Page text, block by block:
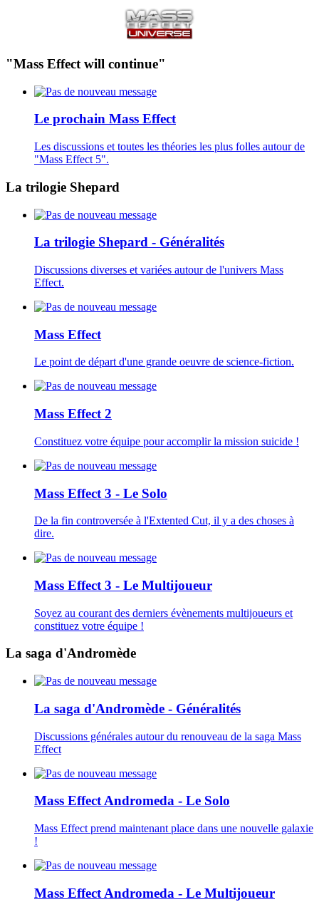
"Mass Effect will continue"
Le prochain Mass Effect
Les discussions et toutes les théories les plus folles autour de
"Mass Effect 5".
La trilogie Shepard
La trilogie Shepard - Généralités
Discussions diverses et variées autour de l'univers Mass
Effect.
Mass Effect
Le point de départ d'une grande oeuvre de science-fiction.
Mass Effect 2
Constituez votre équipe pour accomplir la mission suicide !
Mass Effect 3 - Le Solo
De la fin controversée à l'Extented Cut, il y a des choses à
dire.
Mass Effect 3 - Le Multijoueur
Soyez au courant des derniers évènements multijoueurs et
constituez votre équipe !
La saga d'Andromède
La saga d'Andromède - Généralités
Discussions générales autour du renouveau de la saga Mass
Effect
Mass Effect Andromeda - Le Solo
Mass Effect prend maintenant place dans une nouvelle galaxie
!
Mass Effect Andromeda - Le Multijoueur